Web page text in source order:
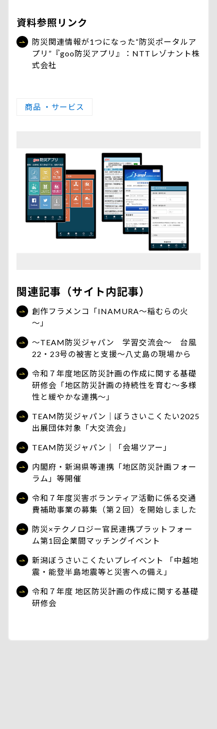
資料参照リンク
防災関連情報が1つになった“防災ポータルア
プリ”『goo防災アプリ』：NTTレゾナント株
式会社
商品 ・サービス
関連記事（サイト内記事）
創作フラメンコ「INAMURA～稲むらの火
～」
～TEAM防災ジャパン 学習交流会～ 台風
22・23号の被害と支援～八丈島の現場から
令和７年度地区防災計画の作成に関する基礎
研修会「地区防災計画の持続性を育む～多様
性と緩やかな連携～」
TEAM防災ジャパン｜ぼうさいこくたい2025
出展団体対象「大交流会」
TEAM防災ジャパン｜「会場ツアー」
内閣府・新潟県等連携「地区防災計画フォー
ラム」等開催
令和７年度災害ボランティア活動に係る交通
費補助事業の募集（第２回）を開始しました
防災×テクノロジー官民連携プラットフォー
ム第1回企業間マッチングイベント
新潟ぼうさいこくたいプレイベント 「中越地
震・能登半島地震等と災害への備え」
令和７年度 地区防災計画の作成に関する基礎
研修会